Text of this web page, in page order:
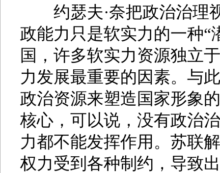
约瑟夫·奈把政治治理
政能力只是软实力的一种“
国，许多软实力资源独立
力发展最重要的因素。与
政治资源来塑造国家形象
核心，可以说，没有政治
力都不能发挥作用。苏联
权力受到各种制约，导致